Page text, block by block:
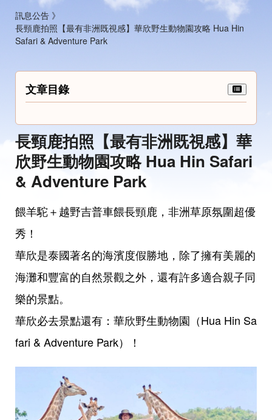
訊息公告 》
長頸鹿拍照【最有非洲既視感】華欣野生動物園攻略 Hua Hin
Safari & Adventure Park
文章目錄
長頸鹿拍照【最有非洲既視感】華
欣野生動物園攻略 Hua Hin Safari
& Adventure Park
餵羊駝＋越野吉普車餵長頸鹿，非洲草原氛圍超優
秀！
華欣是泰國著名的海濱度假勝地，除了擁有美麗的
海灘和豐富的自然景觀之外，還有許多適合親子同
樂的景點。
華欣必去景點還有：華欣野生動物園（Hua Hin Sa
fari & Adventure Park）！